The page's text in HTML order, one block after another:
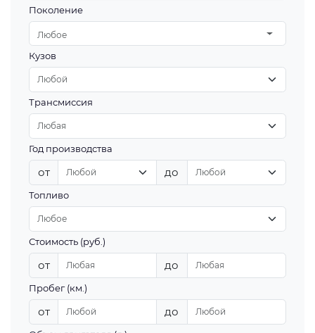
Поколение
Любое
Кузов
Трансмиссия
Год производства
от до
Топливо
Стоимость (руб.)
от до
Пробег (км.)
от до